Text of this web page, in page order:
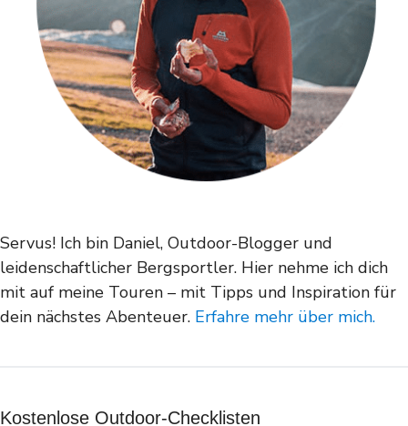
Servus! Ich bin Daniel, Outdoor-Blogger und
leidenschaftlicher Bergsportler. Hier nehme ich dich
mit auf meine Touren – mit Tipps und Inspiration für
dein nächstes Abenteuer. Erfahre mehr über mich.
Kostenlose Outdoor-Checklisten